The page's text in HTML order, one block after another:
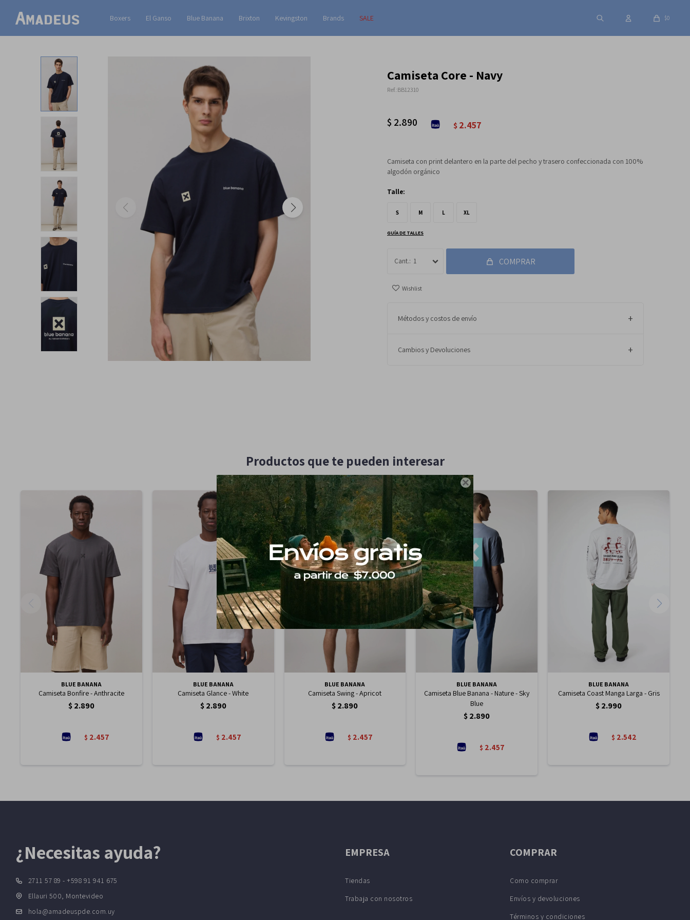

Boxers El Ganso Blue Banana Brixton Kevingston Brands SALE $0
Camiseta Core - Navy
BB12310
$ 2.890 $2.457
Camiseta con print delantero en la parte del pecho y trasero confeccionada con 100%
algodón orgánico
Talle:
S M L XL
GUÍA DE TALLES
1 COMPRAR
Métodos y costos de envío
Cambios y Devoluciones
Productos que te pueden interesar
BLUE BANANA
Camiseta Bonfire - Anthracite
$2.890
$ 2.457
BLUE BANANA
Camiseta Glance - White
$ 2.890
$ 2.457
BLUE BANANA
Camiseta Swing - Apricot
$2.890
$ 2.457
BLUE BANANA
Camiseta Blue Banana - Nature - Sky
Blue
$2.890
$ 2.457
BLUE BANANA
Camiseta Coast Manga Larga - Gris
$2.990
$ 2.542
¿Necesitas ayuda?
2711 57 89 - +598 91 941 675
Ellauri 500, Montevideo
hola@amadeuspde.com.uy
EMPRESA
Tiendas
Trabaja con nosotros
COMPRAR
Como comprar
Envíos y devoluciones
Términos y condiciones